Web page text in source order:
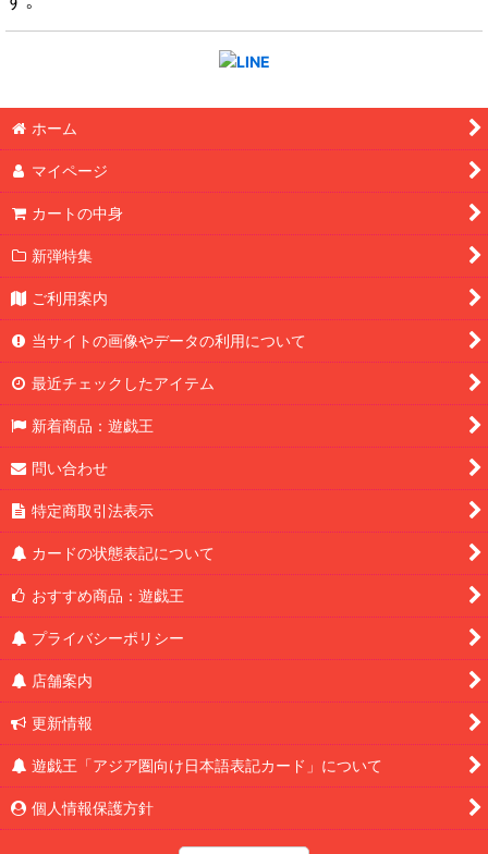
ホーム
マイページ
カートの中身
新弾特集
ご利用案内
当サイトの画像やデータの利用について
最近チェックしたアイテム
新着商品：遊戯王
問い合わせ
特定商取引法表示
カードの状態表記について
おすすめ商品：遊戯王
プライバシーポリシー
店舗案内
更新情報
遊戯王「アジア圏向け日本語表記カード」について
個人情報保護方針